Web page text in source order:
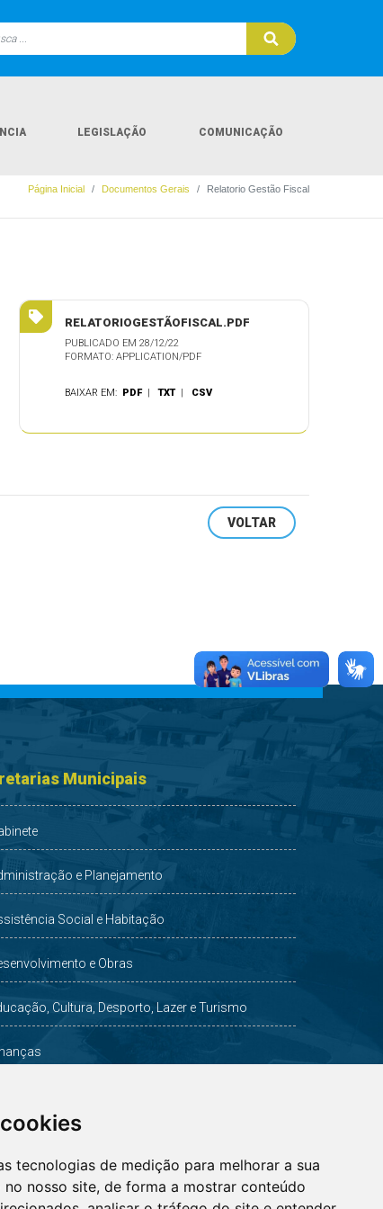
tecnologias de medição para melhorar a sua
nosso site, de forma a mostrar conteúdo
LEGISLAÇÃO COMUNICAÇÃO
Página Inicial Documentos Gerais Relatorio Gestão Fiscal
RELATORIOGESTÃOFISCAL.PDF
PUBLICADO EM 28/12/22
FORMATO: APPLICATION/PDF
BAIXAR EM: PDF |TXT | CSV
VOLTAR
Municipais
e Planejamento
Social e Habitação
e Obras
Cultura, Desporto, Lazer e Turismo